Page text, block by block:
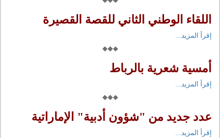
اللقاء الوطني الثاني للقصة القصيرة
إقرأ المزيد...
أمسية شعرية بالرباط
إقرأ المزيد...
عدد جديد من "شؤون أدبية" الإماراتية
إقرأ المزيد...